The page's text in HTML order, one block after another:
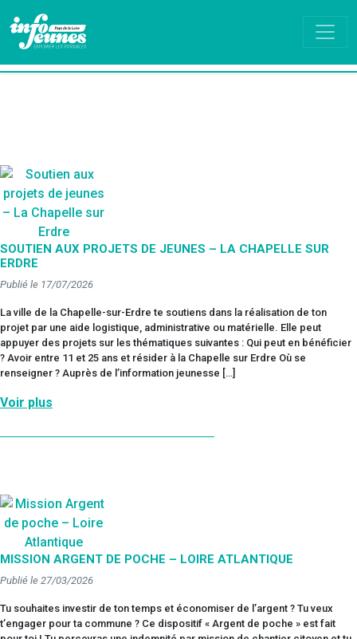
SOUTIEN AUX PROJETS DE JEUNES – LA CHAPELLE SUR
ERDRE
Publié le 17/07/2026
La ville de la Chapelle-sur-Erdre te soutiens dans la réalisation de ton
projet par une aide logistique, administrative ou matérielle. Elle peut
appuyer des projets sur les thématiques suivantes : Qui peut en bénéficier
? Avoir entre 11 et 25 ans et résider à la Chapelle sur Erdre Où se
renseigner ? Auprès de l’information jeunesse […]
Voir plus
MISSION ARGENT DE POCHE – LOIRE ATLANTIQUE
Publié le 27/03/2026
Tu souhaites investir de ton temps et économiser de l’argent ? Tu veux
t’engager pour ta commune ? Ce dispositif « Argent de poche » est fait